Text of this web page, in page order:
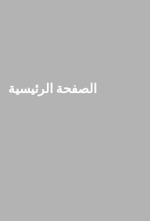
الصفحة الرئيسية